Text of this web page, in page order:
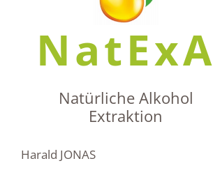
NatExA
Natürliche Alkohol
Extraktion
Harald JONAS